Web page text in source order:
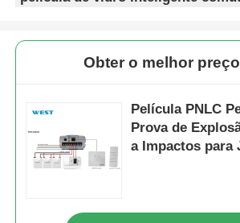
Obter o melhor
Película PNLC
Prova de
a Impactos para